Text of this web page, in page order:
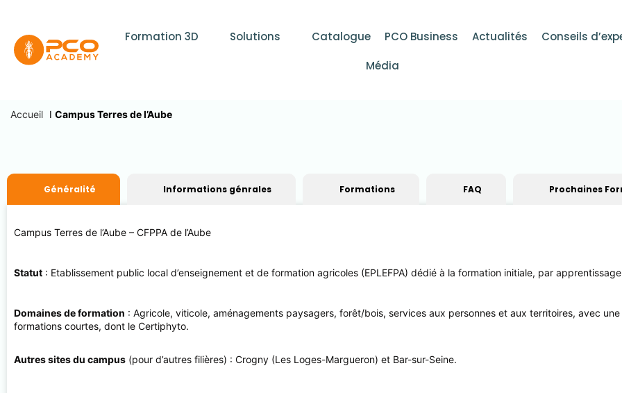
Formation 3D Solutions Catalogue PCO Business Actualités
Conseils
Média
Accueil I Campus Terres de l’Aube
Généralité Informations génrales Formations FAQ Prochaines
Campus Terres de l’Aube – CFPPA de l’Aube
Statut : Etablissement public local d’enseignement et de formation agricoles (EPLEFPA) dédié à la formation initiale, par
Domaines de formation : Agricole, viticole, aménagements paysagers, forêt/bois, services aux personnes et aux territoires, avec
formations courtes, dont le Certiphyto.
Autres sites du campus (pour d’autres filières) : Crogny (Les Loges-Margueron) et Bar-sur-Seine.